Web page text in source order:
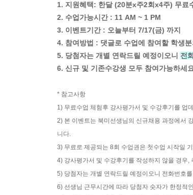
1. 지원혜택: 한달 (20분x주2회x4주) 무료
2. 수업가능시간 : 11 AM ~ 1 PM
3. 이벤트기간 : 오늘부터 7/17(금) 까지
4. 참여방법 : 댓글로 수업에 참여할 학생
5. 당첨자는 개별 연락드릴 예정이오니 전
6. 신규 및 기존수강생 모두 참여가능하세
* 참고사항
1) 무료수업 체험후 강사평가서 및 수강후기를 업
2) 본 이벤트는 북미선생님의 신규채용 과정에서
니다.
3) 무료로 제공되는 8회 수업권은 첫수업 시작일
4) 강사평가서 및 수강후기를 작성하지 않을 경우
5) 당첨자는 개별 연락드릴 예정이오니 전화번호
6) 선생님 근무시간에 따라 당첨자 숫자가 한정적